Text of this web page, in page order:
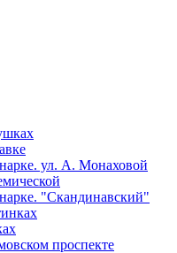
ул. А. Монаховой
"Скандинавский"
проспекте